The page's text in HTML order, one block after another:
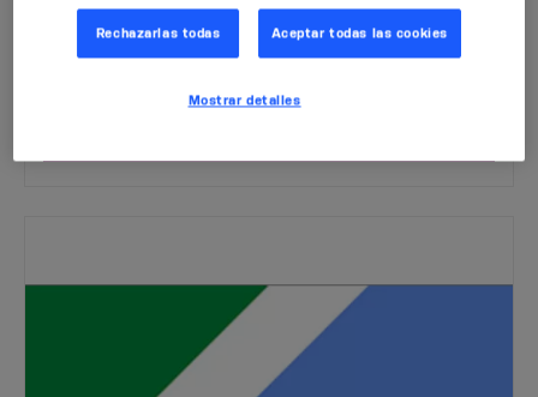
Mato Grosso
Encontre os cursos parceiros Neodent no Estato do Mato
Rechazarlas todas Aceptar todas las cookies
Mostrar detalles